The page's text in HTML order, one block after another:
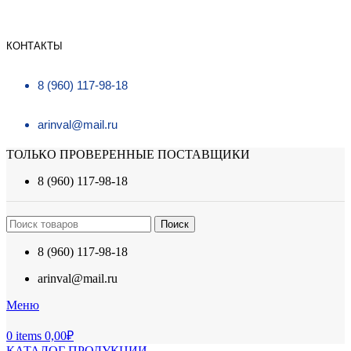
КОНТАКТЫ
8 (960) 117-98-18
arinval@mail.ru
ТОЛЬКО ПРОВЕРЕННЫЕ ПОСТАВЩИКИ
8 (960) 117-98-18
Поиск
8 (960) 117-98-18
arinval@mail.ru
Меню
0 items 0,00₽